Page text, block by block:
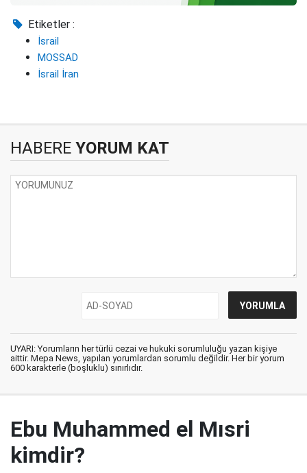
Etiketler :
İsrail
MOSSAD
İsrail İran
HABERE YORUM KAT
UYARI: Yorumların her türlü cezai ve hukuki sorumluluğu yazan kişiye
aittir. Mepa News, yapılan yorumlardan sorumlu değildir. Her bir yorum
600 karakterle (boşluklu) sınırlıdır.
Ebu Muhammed el Mısri
kimdir?